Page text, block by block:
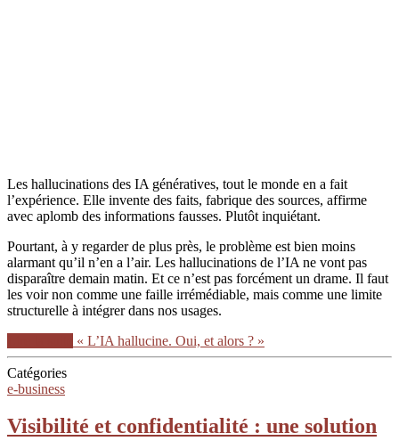
Les hallucinations des IA génératives, tout le monde en a fait
l’expérience. Elle invente des faits, fabrique des sources, affirme
avec aplomb des informations fausses. Plutôt inquiétant.
Pourtant, à y regarder de plus près, le problème est bien moins
alarmant qu’il n’en a l’air. Les hallucinations de l’IA ne vont pas
disparaître demain matin. Et ce n’est pas forcément un drame. Il faut
les voir non comme une faille irrémédiable, mais comme une limite
structurelle à intégrer dans nos usages.
« L’IA hallucine. Oui, et alors ? »
Catégories
e-business
Visibilité et confidentialité : une solution